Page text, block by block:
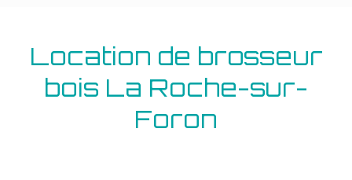
Location de brosseur
bois La Roche-sur-
Foron